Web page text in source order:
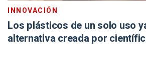
INNOVACIÓN
Los plásticos de un solo uso
alternativa creada por